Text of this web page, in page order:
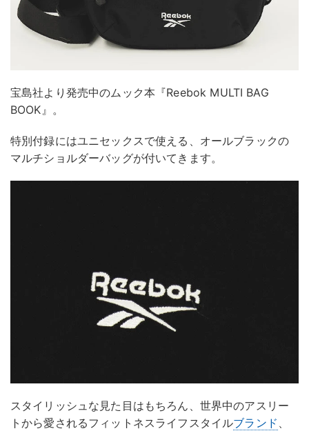
宝島社より発売中のムック本『Reebok MULTI BAG
BOOK』。
特別付録にはユニセックスで使える、オールブラックの
マルチショルダーバッグが付いてきます。
スタイリッシュな見た目はもちろん、世界中のアスリー
トから愛されるフィットネスライフスタイルブランド 、